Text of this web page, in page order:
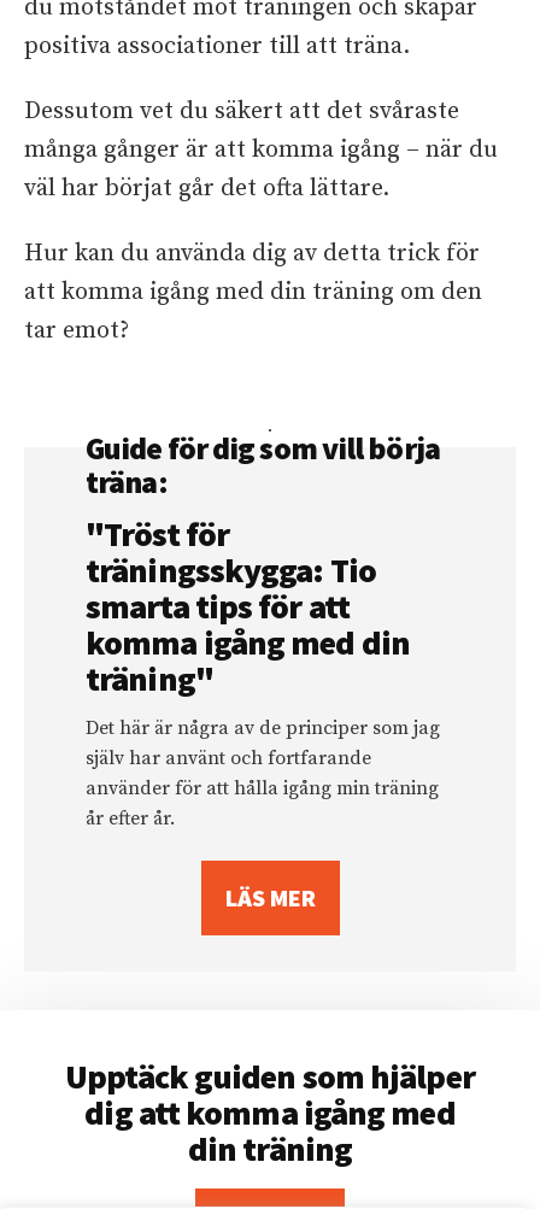
du motståndet mot träningen och skapar
positiva associationer till att träna.
Dessutom vet du säkert att det svåraste
många gånger är att komma igång – när du
väl har börjat går det ofta lättare.
Hur kan du använda dig av detta trick för
att komma igång med din träning om den
tar emot?
Guide för dig som vill börja
träna:
"Tröst för
träningsskygga: Tio
smarta tips för att
komma igång med din
träning"
Det här är några av de principer som jag
själv har använt och fortfarande
använder för att hålla igång min träning
år efter år.
LÄS MER
Upptäck guiden som hjälper
dig att komma igång med
din träning